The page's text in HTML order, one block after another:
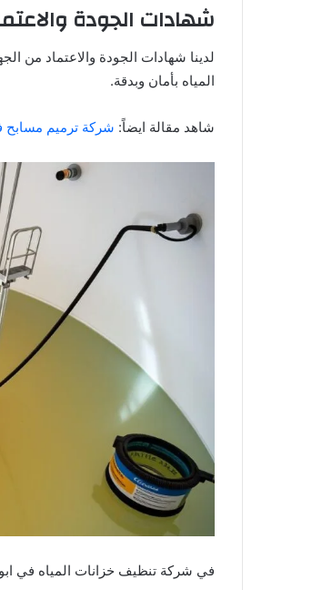
شهادات الجودة
لدينا شهادات الجودة والاعتماد من
المياه بأمان وبدقة.
شاهد مقالة ايضاً: شركة ترميم مسابح
في شركة تنظيف خزانات المياه في